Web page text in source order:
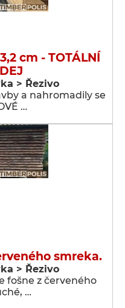
cm - TOTÁLNÍ
> Řezivo
a nahromadily se
…
smreka.
> Řezivo
fošne z červeného
…